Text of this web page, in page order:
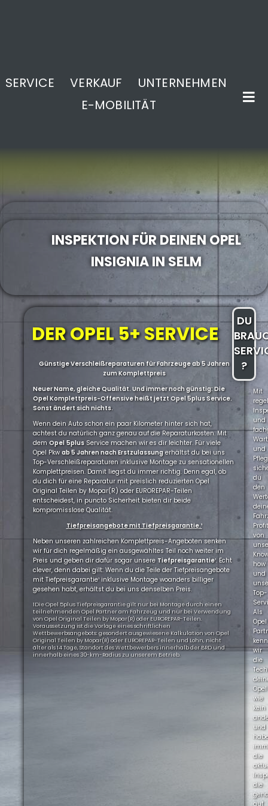
SERVICE VERKAUF
UNTERNEHMEN
E-MOBILITÄT
.
INSPEKTION FÜR DEINEN OPEL
INSIGNIA IN SELM
DER OPEL 5+ SERVICE
Günstige Verschleißreparaturen für Fahrzeuge ab 5 Jahren
zum Komplettpreis
Neuer Name, gleiche Qualität. Und immer noch günstig: Die
Opel Komplettpreis-Offensive heißt jetzt Opel 5plus Service.
Sonst ändert sich nichts.
Wenn dein Auto schon ein paar Kilometer hinter sich hat,
achtest du natürlich ganz genau auf die Reparaturkosten. Mit
dem Opel 5plusService machen wir es dir leichter. Für viele
Opel Pkwab 5 Jahren nach Erstzulassungerhältst du bei uns
Top-Verschleißreparaturen inklusive Montage zu sensationellen
Komplettpreisen. Damit liegst du immer richtig. Denn egal, ob
du dich für eine Reparatur mit preislich reduzierten Opel
Original Teilen by Mopar(R) oder EUROREPAR-Teilen
entscheidest, in puncto Sicherheit bieten dir beide
kompromisslose Qualität.
Tiefpreisangebote mit Tiefpreisgarantie.¹
Neben unseren zahlreichen Komplettpreis-Angeboten senken
wir für dich regelmäßig ein ausgewähltes Teil noch weiter im
Preis und geben dir dafür sogar unsere Tiefpreisgarantie¹. Echt
clever, denn dabei gilt: Wenn du die Teile der Tiefpreisangebote
mit Tiefpreisgarantie¹ inklusive Montage woanders billiger
gesehen habt, erhältst du bei uns denselben Preis.
1Die Opel 5plus Tiefpreisgarantie gilt nur bei Montage durch einen
teilnehmenden Opel Partner am Fahrzeug und nur bei Verwendung
von Opel Original Teilen by Mopar(R) oder EUROREPAR-Teilen.
Voraussetzung ist die Vorlage eines schriftlichen
Wettbewerbsangebots: gesondert ausgewiesene Kalkulation von Opel
Original Teilen by Mopar(R) oder EUROREPAR-Teilen und Lohn, nicht
älter als 14 Tage, Standort des Wettbewerbers innerhalb der BRD und
innerhalb eines 30-km-Radius zu unserem Betrieb.
DU
?
Mit
und
und
du
den
von
how
und
Top-
Als
Opel
wir
die
Opel
wie
kein
und
die
die
auf